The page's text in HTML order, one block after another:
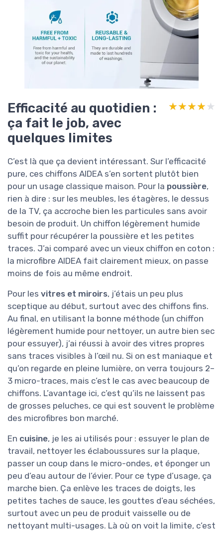
Efficacité au quotidien :
ça fait le job, avec
quelques limites
★★★★★
★★★★★
C’est là que ça devient intéressant. Sur l’efficacité
pure, ces chiffons AIDEA s’en sortent plutôt bien
pour un usage classique maison. Pour la poussière,
rien à dire : sur les meubles, les étagères, le dessus
de la TV, ça accroche bien les particules sans avoir
besoin de produit. Un chiffon légèrement humide
suffit pour récupérer la poussière et les petites
traces. J’ai comparé avec un vieux chiffon en coton :
la microfibre AIDEA fait clairement mieux, on passe
moins de fois au même endroit.
Pour les vitres et miroirs, j’étais un peu plus
sceptique au début, surtout avec des chiffons fins.
Au final, en utilisant la bonne méthode (un chiffon
légèrement humide pour nettoyer, un autre bien sec
pour essuyer), j’ai réussi à avoir des vitres propres
sans traces visibles à l’œil nu. Si on est maniaque et
qu’on regarde en pleine lumière, on verra toujours 2–
3 micro-traces, mais c’est le cas avec beaucoup de
chiffons. L’avantage ici, c’est qu’ils ne laissent pas
de grosses peluches, ce qui est souvent le problème
des microfibres bon marché.
En cuisine, je les ai utilisés pour : essuyer le plan de
travail, nettoyer les éclaboussures sur la plaque,
passer un coup dans le micro-ondes, et éponger un
peu d’eau autour de l’évier. Pour ce type d’usage, ça
marche bien. Ça enlève les traces de doigts, les
petites taches de sauce, les gouttes d’eau séchées,
surtout avec un peu de produit vaisselle ou de
nettoyant multi-usages. Là où on voit la limite, c’est